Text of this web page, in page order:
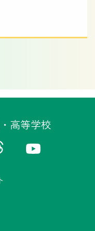
高等学校